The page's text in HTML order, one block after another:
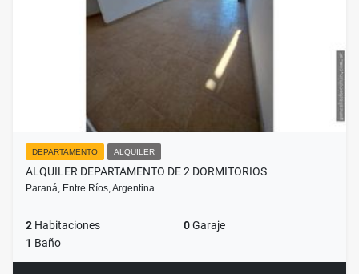
DEPARTAMENTO ALQUILER
ALQUILER DEPARTAMENTO DE 2 DORMITORIOS
Paraná, Entre Ríos, Argentina
2 Habitaciones 0Garaje
1 Baño